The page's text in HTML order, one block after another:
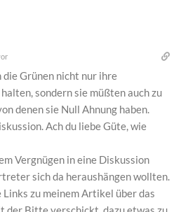
Grünen nicht nur ihre
sondern sie müßten auch zu
denen sie Null Ahnung haben.
Ach du liebe Güte, wie
Vergnügen in eine Diskussion
sich da heraushängen wollten.
Links zu meinem Artikel über das